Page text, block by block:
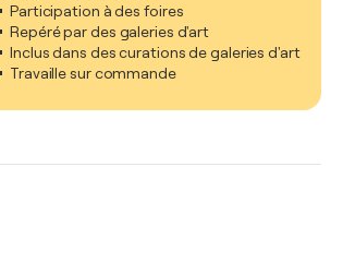
Participation à des foires
Repéré par des galeries d'art
Inclus dans des curations de galeries d'art
Travaille sur commande